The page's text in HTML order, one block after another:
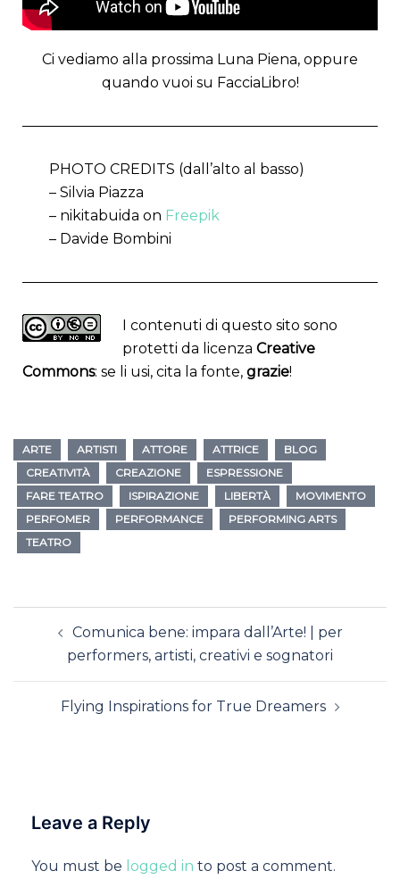
Ci vediamo alla prossima Luna Piena, oppure
quando vuoi su FacciaLibro!
PHOTO CREDITS (dall’alto al basso)
– Silvia Piazza
– nikitabuida on Freepik
– Davide Bombini
I contenuti di questo sito sono
protetti da licenza Creative
Commons: se li usi, cita la fonte, grazie!
ARTE ARTISTI ATTORE ATTRICE
BLOG
CREATIVITÀ
CREAZIONE
ESPRESSIONE
FARE TEATRO
ISPIRAZIONE LIBERTÀ
MOVIMENTO
PERFOMER
PERFORMANCE
PERFORMING ARTS
TEATRO
Comunica bene: impara dall’Arte! | per
performers, artisti, creativi e sognatori
Flying Inspirations for True Dreamers
Leave a Reply
You must be logged in to post a comment.